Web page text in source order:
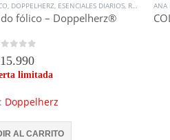
, DOPPELHERZ, ESENCIALES DIARIOS, RECUPERACIÓN
fólico – Doppelherz®
15.990
Doppelherz
AL CARRITO
ANA